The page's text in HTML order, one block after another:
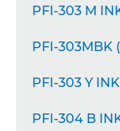
PFI-303 M
PFI-303MBK
PFI-303 Y
PFI-304 B